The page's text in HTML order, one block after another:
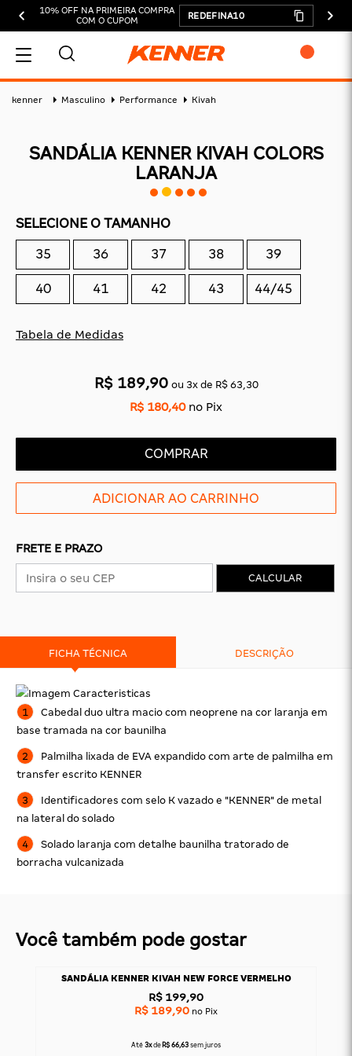
10% OFF NA PRIMEIRA COMPRA
COM O CUPOM
REDEFINA10
MEU CARRINHO
SUBTOTAL:
DESCONTOS:
TOTAL:
CONTINUAR COMPRANDO
kenner Masculino Performance Kivah
SANDÁLIA KENNER KIVAH COLORS
LARANJA
SELECIONE O TAMANHO
35 36 37 38 39
40 41 42 43 44/45
Tabela de Medidas
R$ 189,90 ou 3xde R$ 63,30
R$ 180,40no Pix
COMPRAR
FRETE E PRAZO
CALCULAR
FICHA TÉCNICA DESCRIÇÃO
Cabedal duo ultra macio com neoprene na cor laranja em
base tramada na cor baunilha
Palmilha lixada de EVA expandido com arte de palmilha em
transfer escrito KENNER
Identificadores com selo K vazado e "KENNER" de metal
na lateral do solado
Solado laranja com detalhe baunilha tratorado de
borracha vulcanizada
Você também pode gostar
SANDÁLIA KENNER KIVAH NEW FORCE VERMELHO
R$ 199,90
R$ 189,90 no Pix
Até 3x de R$ 66,63 sem juros